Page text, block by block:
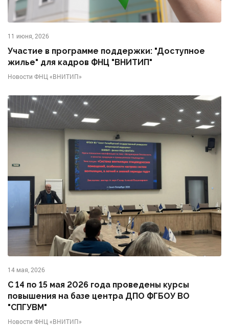
11 июня, 2026
Участие в программе поддержки: "Доступное
жилье" для кадров ФНЦ "ВНИТИП"
Новости ФНЦ «ВНИТИП»
14 мая, 2026
С 14 по 15 мая 2026 года проведены курсы
повышения на базе центра ДПО ФГБОУ ВО
"СПГУВМ"
Новости ФНЦ «ВНИТИП»